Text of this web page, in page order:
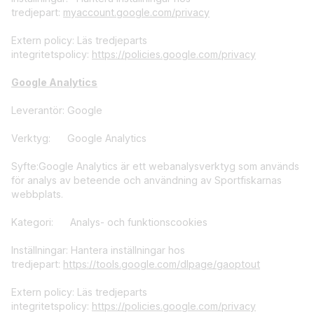
tredjepart: myaccount.google.com/privacy
Extern policy: Läs tredjeparts
integritetspolicy: https://policies.google.com/privacy
Google Analytics
Leverantör: Google
Verktyg: Google Analytics
Syfte:Google Analytics är ett webanalysverktyg som används
för analys av beteende och användning av Sportfiskarnas
webbplats.
Kategori: Analys- och funktionscookies
Inställningar: Hantera inställningar hos
tredjepart: https://tools.google.com/dlpage/gaoptout
Extern policy: Läs tredjeparts
integritetspolicy: https://policies.google.com/privacy